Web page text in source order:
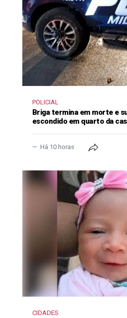
POLICIAL
Briga termina em morte e
escondido em quarto da
Há 10 horas
CIDADES